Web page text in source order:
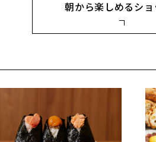
朝から楽しめるショ